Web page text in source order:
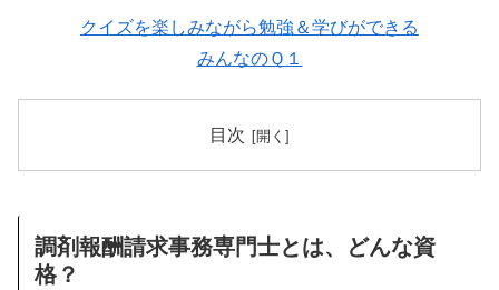
クイズを楽しみながら勉強＆学びができる
みんなのＱ１
目次
調剤報酬請求事務専門士とは、どんな資
格？